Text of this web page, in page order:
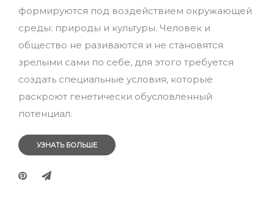
формируются под воздействием окружающей
среды: природы и культуры. Человек и
общество не разиваются и не становятся
зрелыми сами по себе, для этого требуется
создать специальные условия, которые
раскроют генетически обусловленный
потенциал.
УЗНАТЬ БОЛЬШЕ